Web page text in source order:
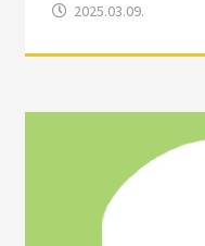
2025.03.09.